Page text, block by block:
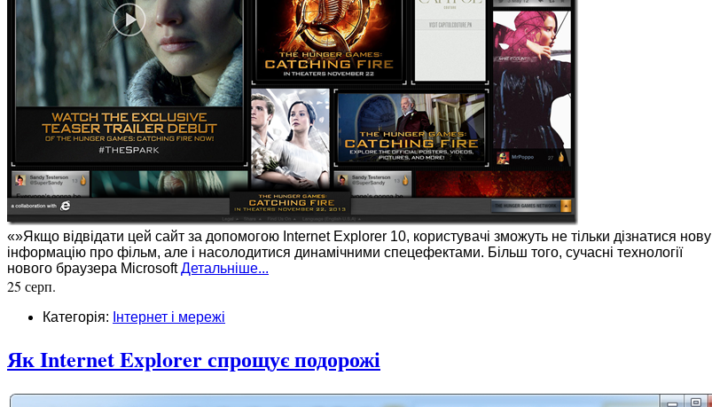
«»Якщо відвідати цей сайт за допомогою Internet Explorer 10, користувачі зможуть не тільки дізнатися нову
інформацію про фільм, але і насолодитися динамічними спецефектами. Більш того, сучасні технології
нового браузера MicrosoftДетальніше...
25 серп.
Категорія: Інтернет і мережі
Як Internet Explorer спрощує подорожі